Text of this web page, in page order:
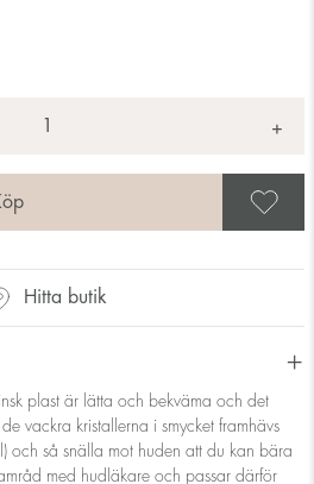
+
Hitta butik
plast är lätta och bekväma och det
vackra kristallerna i smycket framhävs
och så snälla mot huden att du kan bära
med hudläkare och passar därför